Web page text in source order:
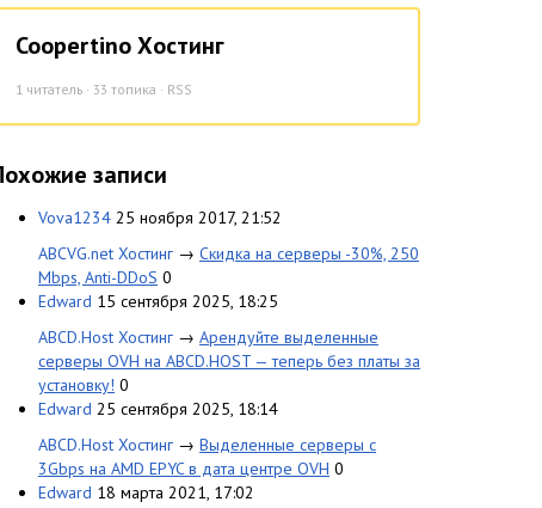
Coopertino Хостинг
1 читатель · 33 топика · RSS
записи
Vova1234 25 ноября 2017, 21:52
ABCVG.net Хостинг → Скидка на серверы -30%, 250
Mbps, Anti-DDoS 0
Edward 15 сентября 2025, 18:25
ABCD.Host Хостинг → Арендуйте выделенные
серверы OVH на ABCD.HOST — теперь без платы за
установку! 0
Edward 25 сентября 2025, 18:14
ABCD.Host Хостинг → Выделенные серверы с
3Gbps на AMD EPYC в дата центре OVH 0
Edward 18 марта 2021, 17:02